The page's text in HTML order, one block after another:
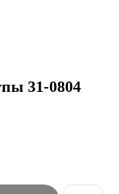
31-0804